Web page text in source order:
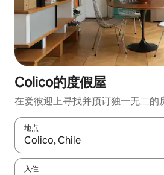
Colico的度假屋
在爱彼迎上寻找并预订独一无二的
地点
如有搜索结果，请使用上下方向键查
入住